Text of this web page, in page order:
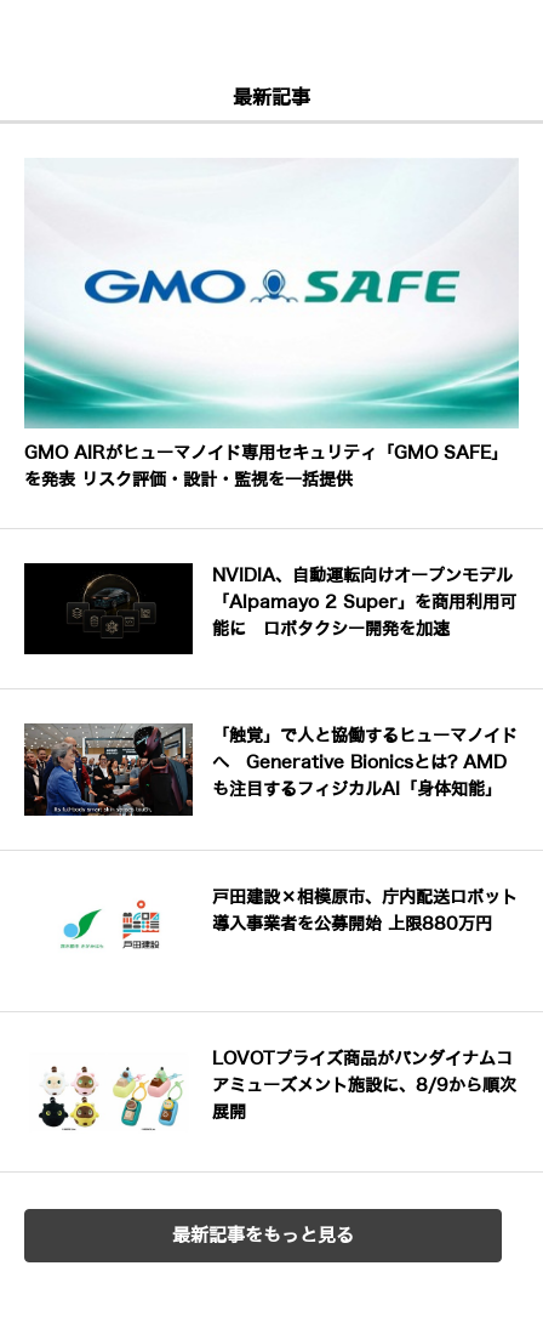
最新記事
GMO AIRがヒューマノイド専用セキュリティ「GMO SAFE」
を発表 リスク評価・設計・監視を一括提供
NVIDIA、自動運転向けオープンモデル
「Alpamayo 2 Super」を商用利用可
能に ロボタクシー開発を加速
「触覚」で人と協働するヒューマノイド
へ Generative Bionicsとは? AMD
も注目するフィジカルAI「身体知能」
戸田建設×相模原市、庁内配送ロボット
導入事業者を公募開始 上限880万円
LOVOTプライズ商品がバンダイナムコ
アミューズメント施設に、8/9から順次
展開
最新記事をもっと見る